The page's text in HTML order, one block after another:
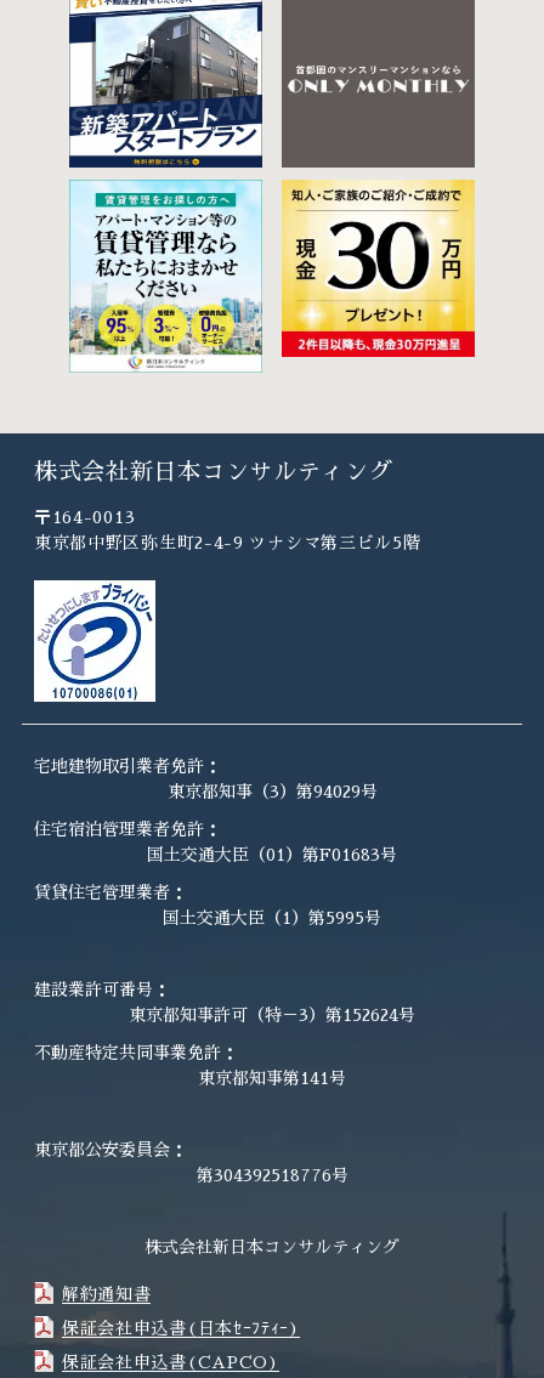
株式会社新日本コンサルティング
〒164-0013
東京都中野区弥生町2-4-9 ツナシマ第三ビル5階
宅地建物取引業者免許：
東京都知事（3）第94029号
住宅宿泊管理業者免許：
国土交通大臣（01）第F01683号
賃貸住宅管理業者：
国土交通大臣（1）第5995号
建設業許可番号：
東京都知事許可（特－3）第152624号
不動産特定共同事業免許：
東京都知事第141号
東京都公安委員会：
第304392518776号
株式会社新日本コンサルティング
解約通知書
保証会社申込書(日本ｾｰﾌﾃｨｰ)
保証会社申込書(CAPCO)